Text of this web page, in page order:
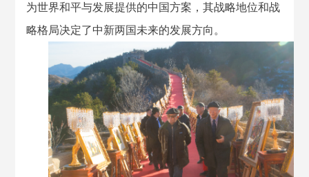
为世界和平与发展提供的中国方案，其战略地位和战
略格局决定了中新两国未来的发展方向。